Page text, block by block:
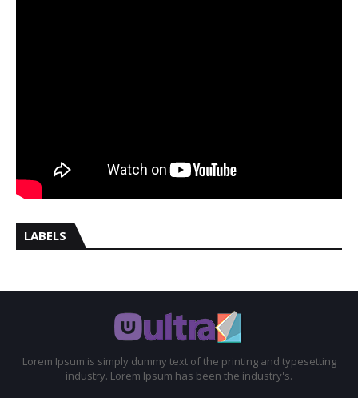
LABELS
Lorem Ipsum is simply dummy text of the printing and typesetting
industry. Lorem Ipsum has been the industry's.